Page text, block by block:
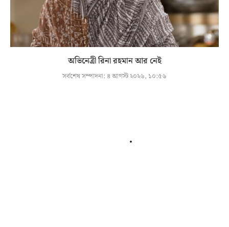
অভিনেত্রী রিনা রহমান আর নেই
সর্বশেষ সম্পাদনা: ৪ আগস্ট ২০২৬, ১০:৫৬